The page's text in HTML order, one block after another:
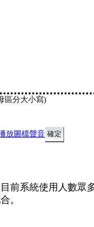
區分大小寫)
放圖檔聲音
前系統使用人數眾
。